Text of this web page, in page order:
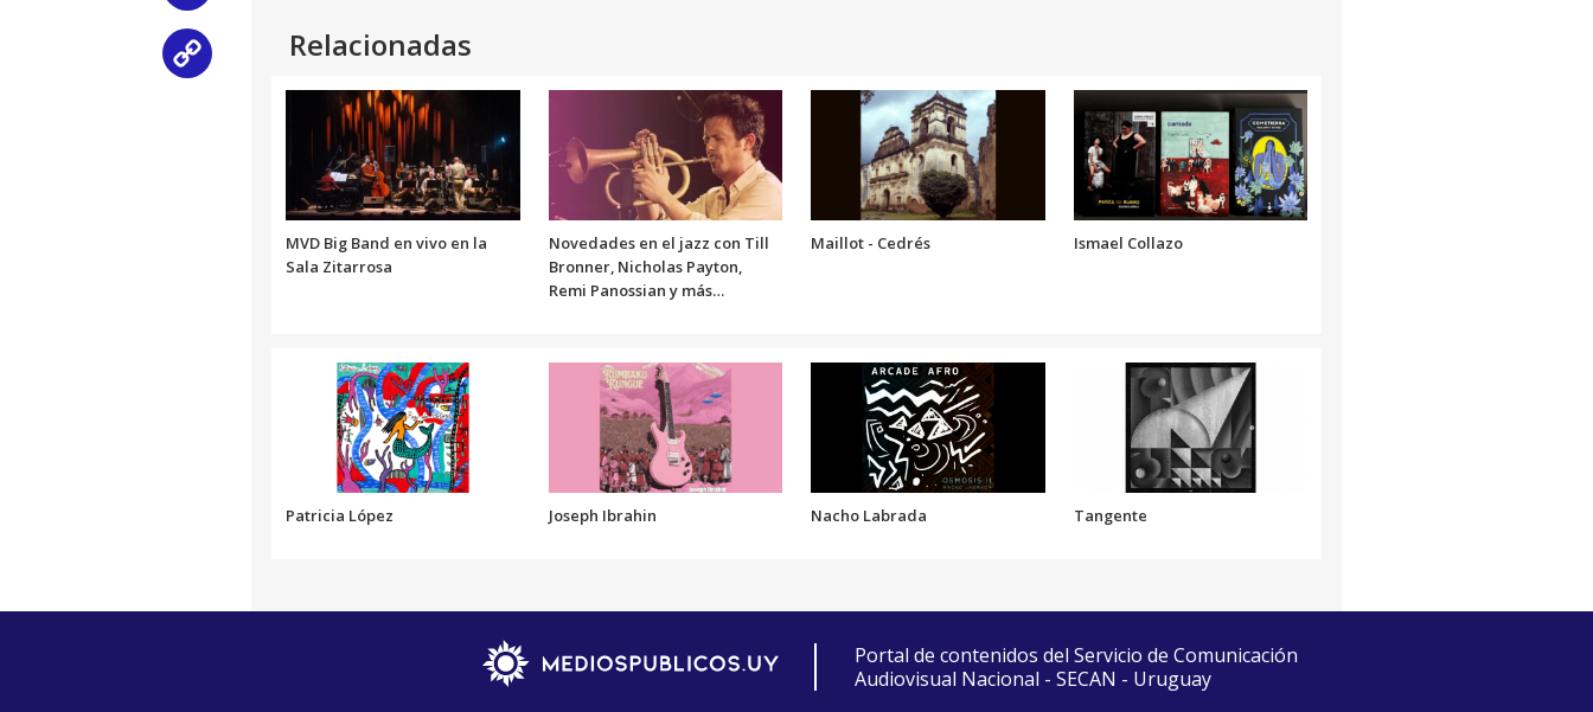
aumentar
o
disminuir
el
volumen.
Relacionadas
MVD Big Band en vivo en la
Sala Zitarrosa
Novedades en el jazz con Till
Bronner, Nicholas Payton,
Remi Panossian y más…
Maillot - Cedrés Ismael Collazo
Patricia López Joseph Ibrahin Nacho Labrada Tangente
Portal de contenidos del Servicio de Comunicación
Audiovisual Nacional - SECAN - Uruguay